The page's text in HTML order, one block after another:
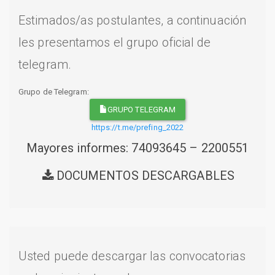
Estimados/as postulantes, a continuación
les presentamos el grupo oficial de
telegram.
Grupo de Telegram:
GRUPO TELEGRAM
https://t.me/prefing_2022
Mayores informes: 74093645 – 2200551
DOCUMENTOS DESCARGABLES
Usted puede descargar las convocatorias